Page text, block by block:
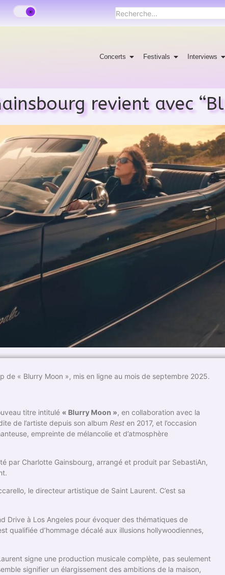
Concerts Festivals Interviews
revient avec
de « Blurry Moon », mis en ligne au mois de septembre 2025.
titre intitulé « Blurry Moon », en collaboration avec la
de l’artiste depuis son album Rest en 2017, et l’occasion
empreinte de mélancolie et d’atmosphère
par Charlotte Gainsbourg, arrangé et produit par SebastiAn,
le directeur artistique de Saint Laurent. C’est sa
Drive à Los Angeles pour évoquer des thématiques de
qualifiée d’hommage décalé aux illusions hollywoodiennes,
signe une production musicale complète, pas seulement
signifier un élargissement des ambitions de la maison,